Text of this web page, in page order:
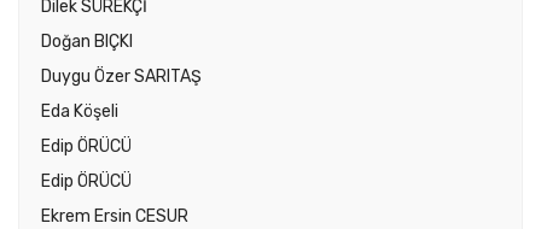
Dilek SÜREKÇİ
Doğan BIÇKI
Duygu Özer SARITAŞ
Eda Köşeli
Edip ÖRÜCÜ
Edip ÖRÜCÜ
Ekrem Ersin CESUR